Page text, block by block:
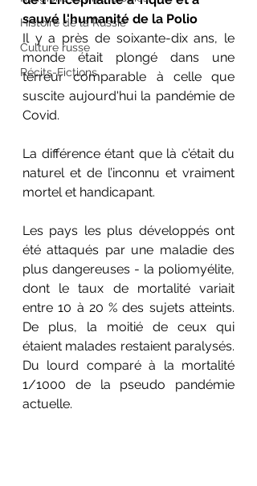
Histoire de la Russie
Culture russe
Récits-Fictions
sauvé l'humanité de la Polio
Il y a près de soixante-dix ans, le
monde était plongé dans une
terreur comparable à celle que
suscite aujourd'hui la pandémie de
Covid.
La différence étant que là c’était du
naturel et de l’inconnu et vraiment
mortel et handicapant.
Les pays les plus développés ont
été attaqués par une maladie des
plus dangereuses - la poliomyélite,
dont le taux de mortalité variait
entre 10 à 20 % des sujets atteints.
De plus, la moitié de ceux qui
étaient malades restaient paralysés.
Du lourd comparé à la mortalité
1/1000 de la pseudo pandémie
actuelle.